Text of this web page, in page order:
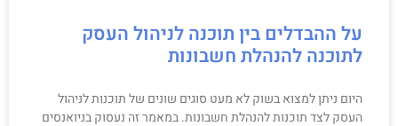
על ההבדלים בין תוכנה לניהול העסק
לתוכנה להנהלת חשבונות
היום ניתן למצוא בשוק לא מעט סוגים שונים של תוכנות לניהול
העסק לצד תוכנות להנהלת חשבונות. במאמר זה נעסוק בניואנסים